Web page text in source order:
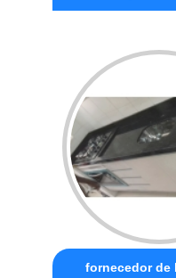
fornecedor de